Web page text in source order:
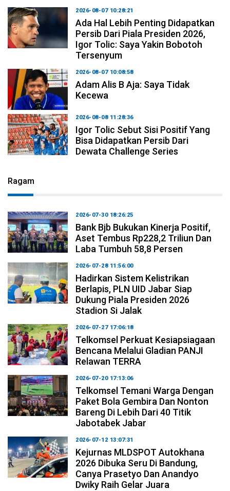
2026-08-07 10:28:21
Ada Hal Lebih Penting Didapatkan
Persib Dari Piala Presiden 2026,
Igor Tolic: Saya Yakin Bobotoh
Tersenyum
2026-08-07 10:08:58
Adam Alis B Aja: Saya Tidak
Kecewa
2026-08-08 11:28:36
Igor Tolic Sebut Sisi Positif Yang
Bisa Didapatkan Persib Dari
Dewata Challenge Series
Ragam
2026-07-30 18:26:25
Bank Bjb Bukukan Kinerja Positif,
Aset Tembus Rp228,2 Triliun Dan
Laba Tumbuh 58,8 Persen
2026-07-28 11:56:00
Hadirkan Sistem Kelistrikan
Berlapis, PLN UID Jabar Siap
Dukung Piala Presiden 2026
Stadion Si Jalak
2026-07-27 17:06:18
Telkomsel Perkuat Kesiapsiagaan
Bencana Melalui Gladian PANJI
Relawan TERRA
2026-07-20 17:13:06
Telkomsel Temani Warga Dengan
Paket Bola Gembira Dan Nonton
Bareng Di Lebih Dari 40 Titik
Jabotabek Jabar
2026-07-12 13:07:31
Kejurnas MLDSPOT Autokhana
2026 Dibuka Seru Di Bandung,
Canya Prasetyo Dan Anandyo
Dwiky Raih Gelar Juara